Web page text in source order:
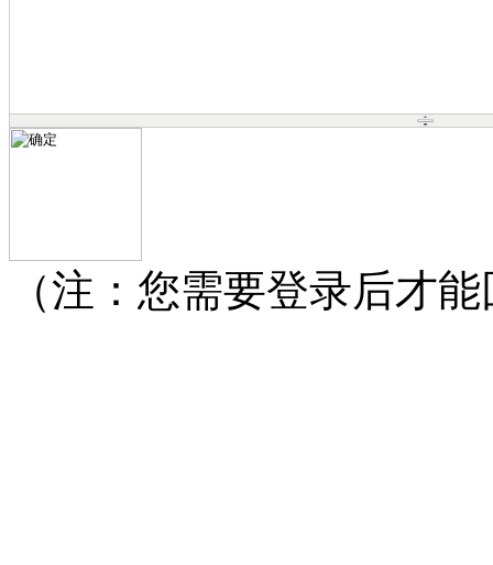
（注：您需要登录后才